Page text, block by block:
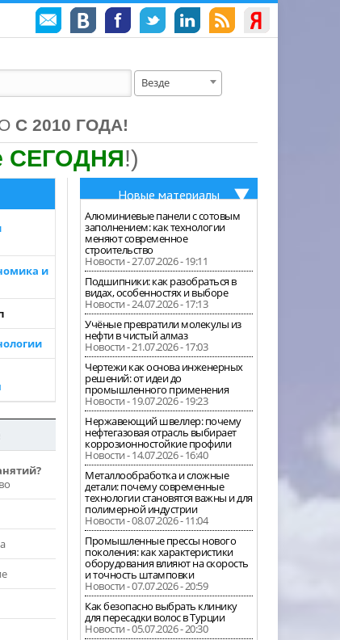
Везде
С 2010 ГОДА!
СЕГОДНЯ!)
и
Новые материалы
Алюминиевые панели с сотовым
заполнением: как технологии
меняют современное
строительство
Новости - 27.07.2026 - 19:11
Подшипники: как разобраться в
видах, особенностях и выборе
Новости - 24.07.2026 - 17:13
Учёные превратили молекулы из
нефти в чистый алмаз
Новости - 21.07.2026 - 17:03
Чертежи как основа инженерных
решений: от идеи до
промышленного применения
Новости - 19.07.2026 - 19:23
Нержавеющий швеллер: почему
нефтегазовая отрасль выбирает
коррозионностойкие профили
Новости - 14.07.2026 - 16:40
Металлообработка и сложные
детали: почему современные
технологии становятся важны и для
полимерной индустрии
Новости - 08.07.2026 - 11:04
Промышленные прессы нового
поколения: как характеристики
оборудования влияют на скорость
и точность штамповки
Новости - 07.07.2026 - 20:59
Как безопасно выбрать клинику
для пересадки волос в Турции
Новости - 05.07.2026 - 20:30